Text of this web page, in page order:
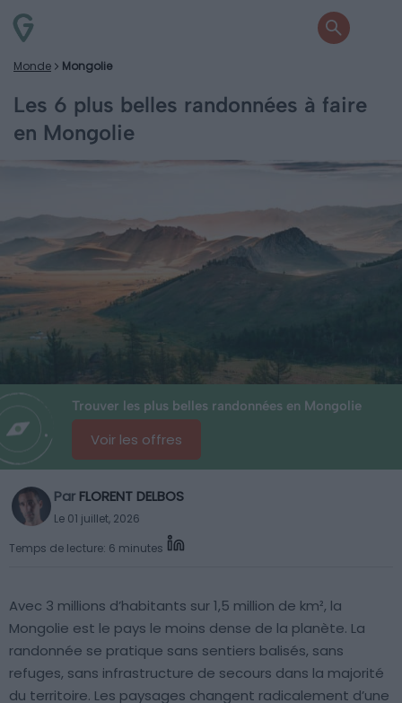
Monde Mongolie
Les 6 plus belles randonnées à faire
en Mongolie
Trouver les plus belles randonnées en Mongolie
Voir les offres
Par FLORENT DELBOS
Le 01 juillet, 2026
Temps de lecture: 6 minutes
Avec 3 millions d’habitants sur 1,5 million de km², la
Mongolie est le pays le moins dense de la planète. La
randonnée se pratique sans sentiers balisés, sans
refuges, sans infrastructure de secours dans la majorité
du territoire. Les paysages changent radicalement d’une